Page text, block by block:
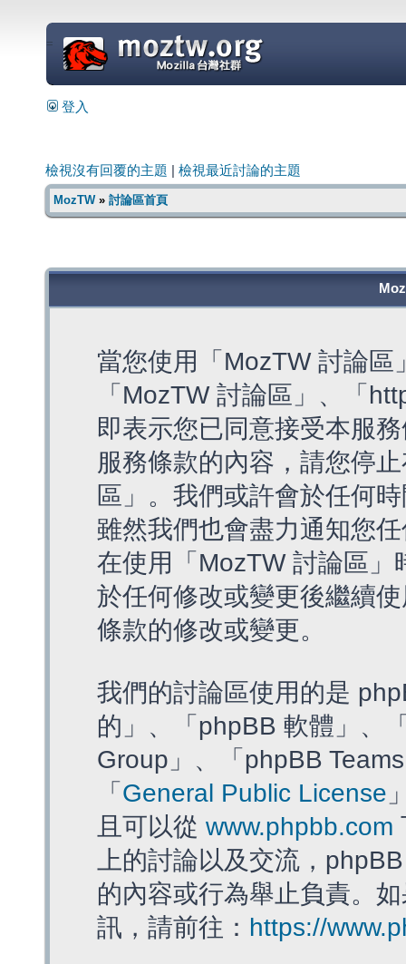
=
登入
檢視沒有回覆的主題 檢視最近討論的主題
MozTW» 討論區首頁
當您使用「MozTW 討論
「MozTW 討論區」、「
即表示您已同意接受本服
服務條款的內容，請您停
區」。我們或許會於任何
雖然我們也會盡力通知您
在使用「MozTW 討論區
於任何修改或變更後繼續
條款的修改或變更。
我們的討論區使用的是
的」、「phpBB 軟體」、
Group」、「phpBB
「 General Public License
且可以從 www.phpbb.com
上的討論以及交流，
的內容或行為舉止負責。
訊，請前往： https://